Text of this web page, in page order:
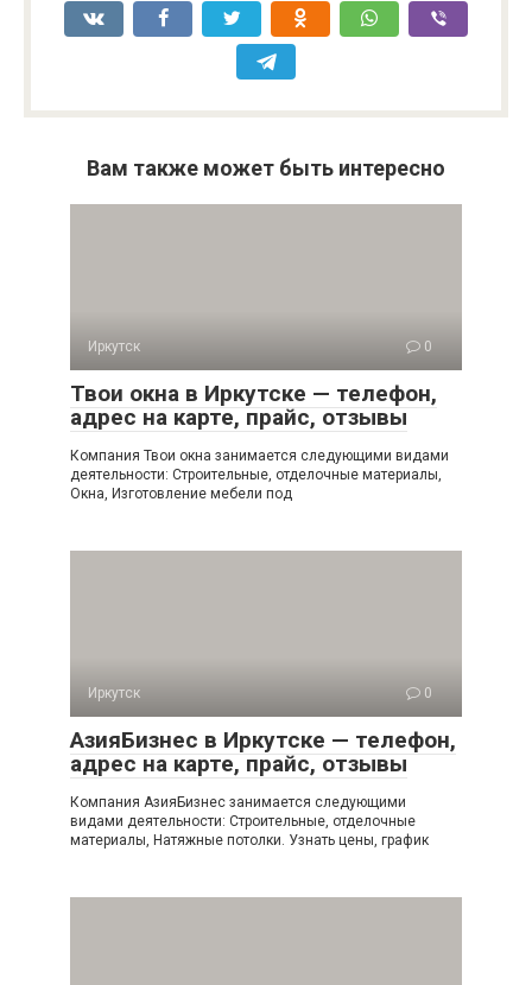
Вам также может быть интересно
Иркутск 0
Твои окна в Иркутске — телефон,
адрес на карте, прайс, отзывы
Компания Твои окна занимается следующими видами
деятельности: Строительные, отделочные материалы,
Окна, Изготовление мебели под
Иркутск 0
АзияБизнес в Иркутске — телефон,
адрес на карте, прайс, отзывы
Компания АзияБизнес занимается следующими
видами деятельности: Строительные, отделочные
материалы, Натяжные потолки. Узнать цены, график